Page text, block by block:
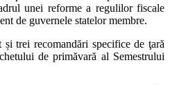
unei reforme a regulilor fiscale
de guvernele statelor membre.
trei recomandări specifice de ţară
de primăvară al Semestrului